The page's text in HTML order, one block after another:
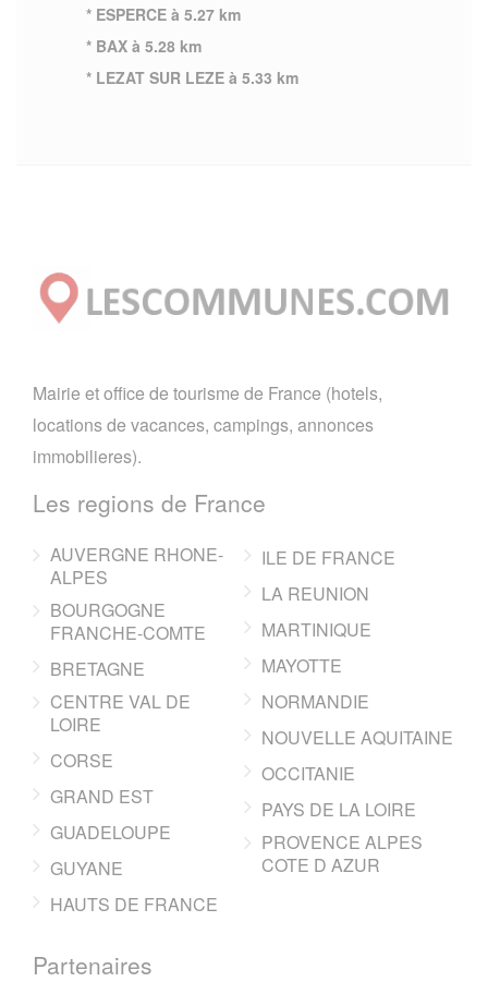
* ESPERCE à 5.27 km
* BAX à 5.28 km
* LEZAT SUR LEZE à 5.33 km
Mairie et office de tourisme de France (hotels,
locations de vacances, campings, annonces
immobilieres).
Les regions de France
AUVERGNE RHONE-
ALPES
BOURGOGNE
FRANCHE-COMTE
BRETAGNE
CENTRE VAL DE
LOIRE
CORSE
GRAND EST
GUADELOUPE
GUYANE
HAUTS DE FRANCE
ILE DE FRANCE
LA REUNION
MARTINIQUE
MAYOTTE
NORMANDIE
NOUVELLE AQUITAINE
OCCITANIE
PAYS DE LA LOIRE
PROVENCE ALPES
COTE D AZUR
Partenaires